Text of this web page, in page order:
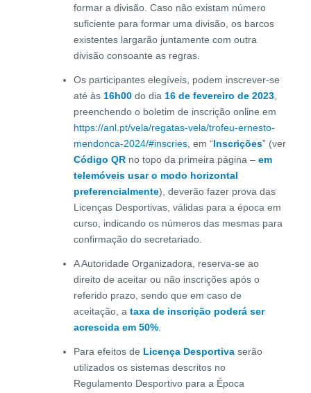
formar a divisão. Caso não existam número
suficiente para formar uma divisão, os barcos
existentes largarão juntamente com outra
divisão consoante as regras.
Os participantes elegíveis, podem inscrever-se
até às 16h00do dia 16 de fevereiro de 2023,
preenchendo o boletim de inscrição online em
https://anl.pt/vela/regatas-vela/trofeu-ernesto-
mendonca-2024/#inscries, em “Inscrições” (ver
Código QRno topo da primeira página – em
telemóveis usar o modo horizontal
preferencialmente), deverão fazer prova das
Licenças Desportivas, válidas para a época em
curso, indicando os números das mesmas para
confirmação do secretariado.
A Autoridade Organizadora, reserva-se ao
direito de aceitar ou não inscrições após o
referido prazo, sendo que em caso de
aceitação, a taxa de inscrição poderá ser
acrescida em 50%.
Para efeitos de Licença Desportivaserão
utilizados os sistemas descritos no
Regulamento Desportivo para a Época